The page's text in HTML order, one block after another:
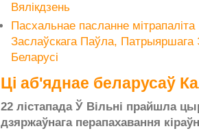
Вялікдзень
Пасхальнае пасланне мітрапаліта
Заслаўскага Паўла, Патрыяршага
Беларусі
Ці аб'яднае беларусаў
22 лістапада Ў Вільні прайшла
дзяржаўнага перапахавання